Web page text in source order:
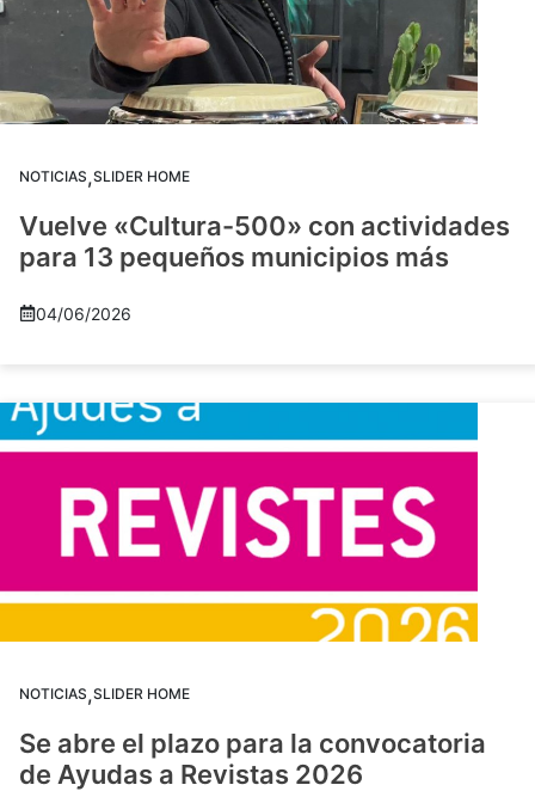
NOTICIAS,SLIDER HOME
Vuelve «Cultura-500» con actividades
para 13 pequeños municipios más
04/06/2026
NOTICIAS,SLIDER HOME
Se abre el plazo para la convocatoria
de Ayudas a Revistas 2026